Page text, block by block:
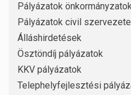
Pályázatok
Pályázatok civil
Álláshirdetések
Ösztöndíj pályázatok
KKV pályázatok
Telephelyfejlesztési